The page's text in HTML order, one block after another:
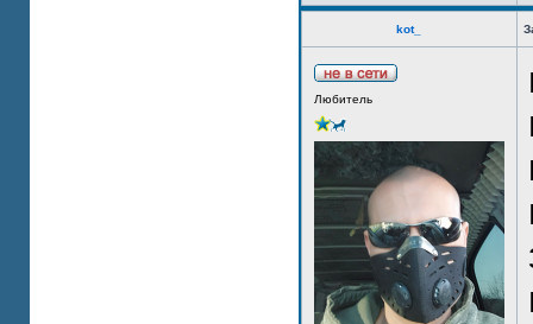
kot_
Любитель